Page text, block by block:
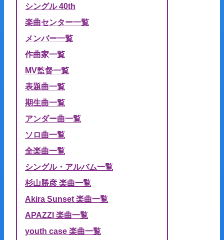
シングル 40th
楽曲センター一覧
メンバー一覧
作曲家一覧
MV監督一覧
表題曲一覧
期生曲一覧
アンダー曲一覧
ソロ曲一覧
全楽曲一覧
シングル・アルバム一覧
杉山勝彦 楽曲一覧
Akira Sunset 楽曲一覧
APAZZI 楽曲一覧
youth case 楽曲一覧